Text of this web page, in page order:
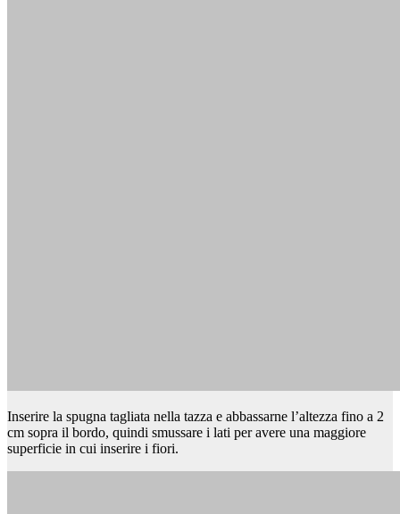
Inserire la spugna tagliata nella tazza e abbassarne l’altezza fino a 2
cm sopra il bordo, quindi smussare i lati per avere una maggiore
superficie in cui inserire i fiori.